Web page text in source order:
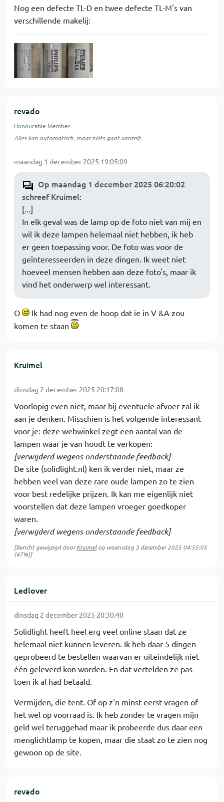
Nog een defecte TL-D en twee defecte TL-M's van
verschillende makelij:
revado
Honourable Member
Alles kan automatisch, maar niets gaat vanzelf.
maandag 1 december 2025 19:05:09
Op maandag 1 december 2025 06:20:02
schreef Kruimel:
[...]
In elk geval was de lamp op de foto niet van mij en
wil ik deze lampen helemaal niet hebben, ik heb
er geen toepassing voor. De foto was voor de
geïnteresseerden in deze dingen. Ik weet niet
hoeveel mensen hebben aan deze foto's, maar ik
vind het onderwerp wel interessant.
O
Ik had nog even de hoop dat ie in V &A zou
komen te staan
Kruimel
dinsdag 2 december 2025 20:17:08
Voorlopig even niet, maar bij eventuele afvoer zal ik
aan je denken. Misschien is het volgende interessant
voor je: deze webwinkel zegt een aantal van de
lampen waar je van houdt te verkopen:
[verwijderd wegens onderstaande feedback]
De site (solidlight.nl) ken ik verder niet, maar ze
hebben veel van deze rare oude lampen zo te zien
voor best redelijke prijzen. Ik kan me eigenlijk niet
voorstellen dat deze lampen vroeger goedkoper
waren.
[verwijderd wegens onderstaande feedback]
[Bericht gewijzigd doorKruimelop woensdag 3 december 2025 04:55:05
(47%)]
Ledlover
dinsdag 2 december 2025 20:30:40
Solidlight heeft heel erg veel online staan dat ze
helemaal niet kunnen leveren. Ik heb daar 5 dingen
geprobeerd te bestellen waarvan er uiteindelijk niet
één geleverd kon worden. En dat vertelden ze pas
toen ik al had betaald.
Vermijden, die tent. Of op z'n minst eerst vragen of
het wel op voorraad is. Ik heb zonder te vragen mijn
geld wel teruggehad maar ik probeerde dus daar een
menglichtlamp te kopen, maar die staat zo te zien nog
gewoon op de site.
revado